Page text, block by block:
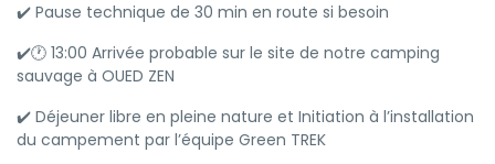
✔️ Pause technique de 30 min en route si besoin
✔️🕐 13:00 Arrivée probable sur le site de notre camping
sauvage à OUED ZEN
✔️ Déjeuner libre en pleine nature et Initiation à l’installation
du campement par l’équipe Green TREK